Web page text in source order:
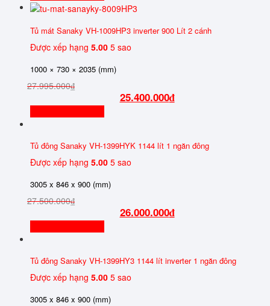
Tủ mát Sanaky VH-1009HP3 inverter 900 Lít 2 cánh
Được xếp hạng 5.00 5 sao
1000 × 730 × 2035 (mm)
27.995.000₫
25.400.000₫
Tủ đông Sanaky VH-1399HYK 1144 lít 1 ngăn đông
Được xếp hạng 5.00 5 sao
3005 x 846 x 900 (mm)
27.500.000₫
26.000.000₫
Tủ đông Sanaky VH-1399HY3 1144 lít inverter 1 ngăn đông
Được xếp hạng 5.00 5 sao
3005 x 846 x 900 (mm)